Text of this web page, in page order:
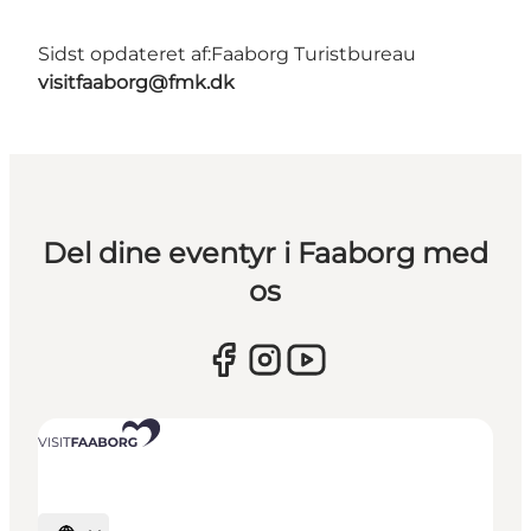
Sidst opdateret af:Faaborg Turistbureau
visitfaaborg@fmk.dk
Del dine eventyr i Faaborg med
os